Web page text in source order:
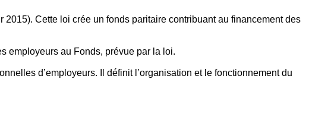
2015). Cette loi crée un fonds paritaire contribuant au financement des
employeurs au Fonds, prévue par la loi.
d’employeurs. Il définit l’organisation et le fonctionnement du